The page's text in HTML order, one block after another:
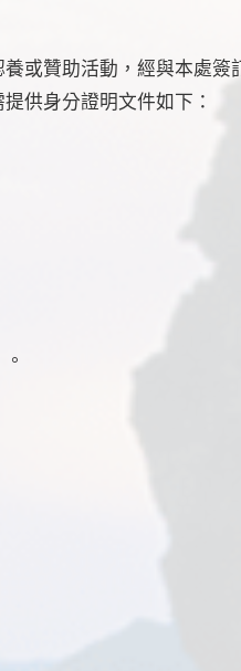
或贊助活動，經與本處簽訂
供身分證明文件如下：